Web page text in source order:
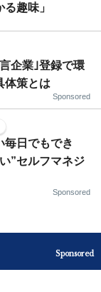
趣味」
企業｣登録で環
体策とは
Sponsored
毎日でもでき
”セルフマネジ
Sponsored
Sponsored